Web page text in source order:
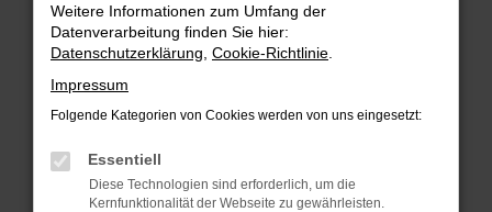
Überprüfe deine Firewall und deine
Internetverbindung.
Laden andere Webseiten, zum Beispiel deine
Suchmaschine?
Prüfe deine Browsererweiterungen.
Manche Erweiterungen, wie Werbeblocker,
können das Laden bestimmter Seiten
verhindern. Funktioniert die Seite in einem
Weitere Informationen zum Umfang der
Datenverarbeitung finden Sie hier:
Datenschutzerklärung Cookie-Richtlinie
Impressum
Folgende Kategorien von Cookies werden von uns eingesetzt:
Essentiell
Diese Technologien sind erforderlich, um die
Kernfunktionalität der Webseite zu gewährleisten.